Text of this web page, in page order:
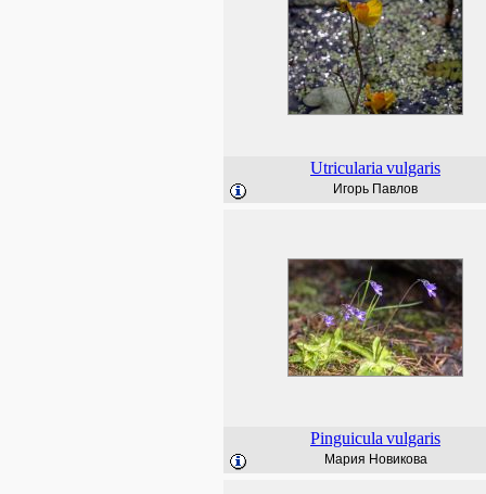
Utricularia vulgaris
Игорь Павлов
Pinguicula vulgaris
Мария Новикова